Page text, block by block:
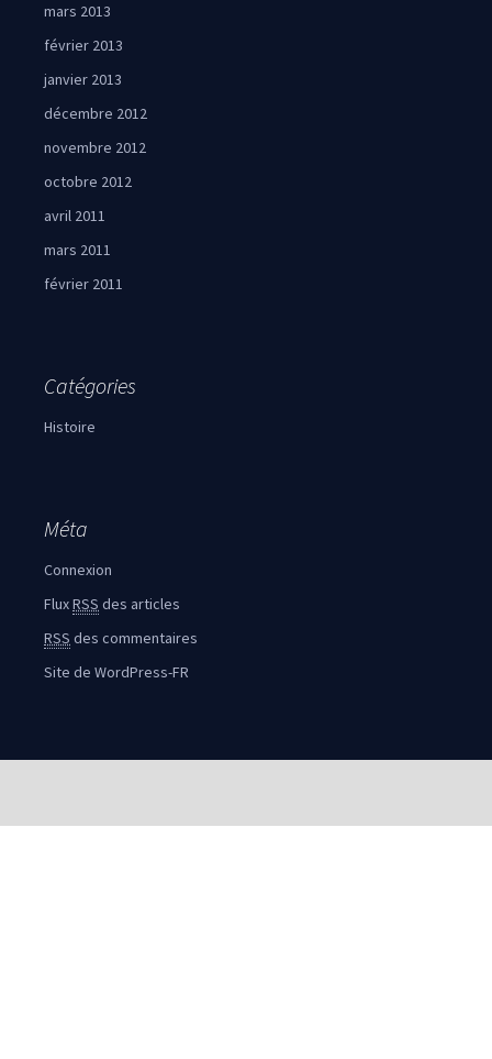
mars 2013
février 2013
janvier 2013
décembre 2012
novembre 2012
octobre 2012
avril 2011
mars 2011
février 2011
Catégories
Histoire
Méta
Connexion
FluxRSS des articles
RSS des commentaires
Site de WordPress-FR